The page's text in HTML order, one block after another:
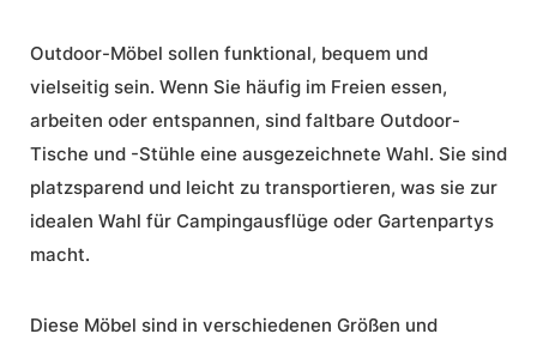
Outdoor-Möbel sollen funktional, bequem und
vielseitig sein. Wenn Sie häufig im Freien essen,
arbeiten oder entspannen, sind faltbare Outdoor-
Tische und -Stühle eine ausgezeichnete Wahl. Sie sind
platzsparend und leicht zu transportieren, was sie zur
idealen Wahl für Campingausflüge oder Gartenpartys
macht.
Diese Möbel sind in verschiedenen Größen und